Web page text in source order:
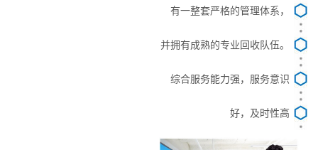
有一整套严格的管理体系，
并拥有成熟的专业回收队伍。
综合服务能力强，服务意识
好，及时性高